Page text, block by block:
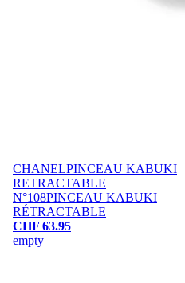
CHANELPINCEAU KABUKI
RETRACTABLE
N°108PINCEAU KABUKI
RÉTRACTABLE
CHF 63.95
empty